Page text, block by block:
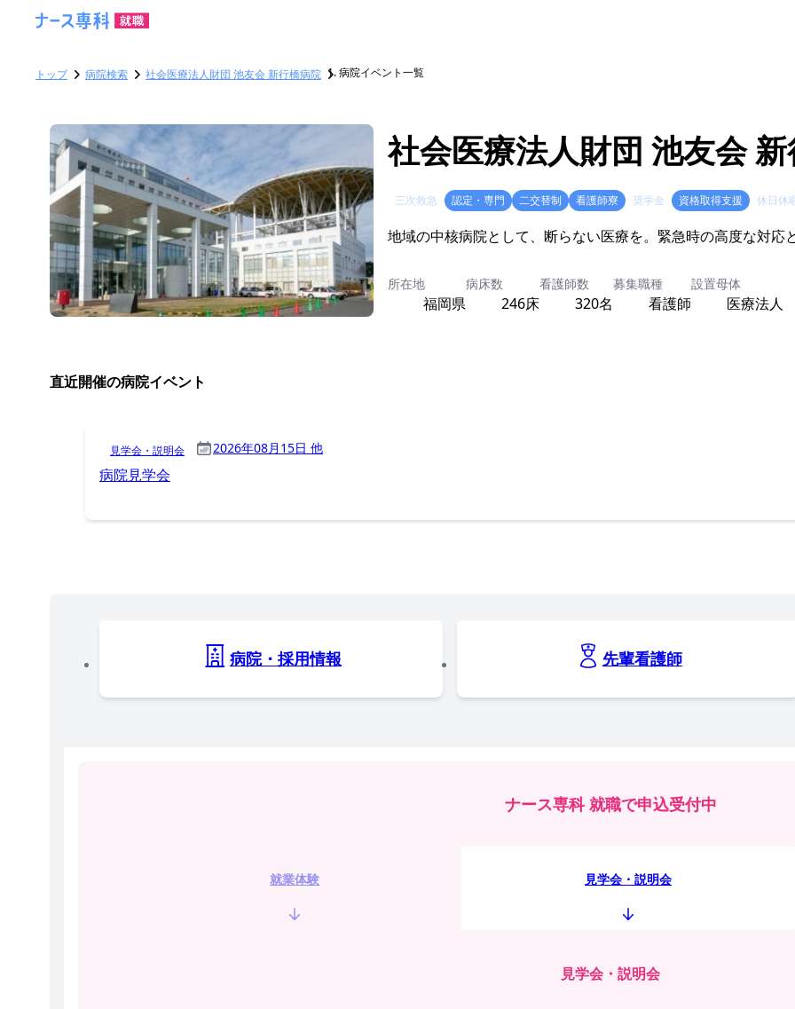
トップ 病院検索 社会医療法人財団 池友会 新行橋病院 病院イベント一覧
社会医療法人財団 池友会
三次救急 認定・専門 二交替制 看護師寮 奨学金 資格取得支援 休日休
地域の中核病院として、断らない医療を。緊急時の高度な対応
所在地
福岡県
病床数
246床
看護師数
320名
募集職種
看護師
設置母体
医療法人
直近開催の病院イベント
見学会・説明会 2026年08月15日 他
病院見学会
病院・採用情報 先輩看護師
ナース専科 就職で申込受付中
就業体験 見学会・説明会
見学会・説明会